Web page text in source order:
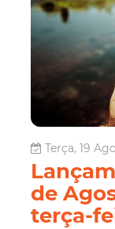
Terça, 19
de
terça-